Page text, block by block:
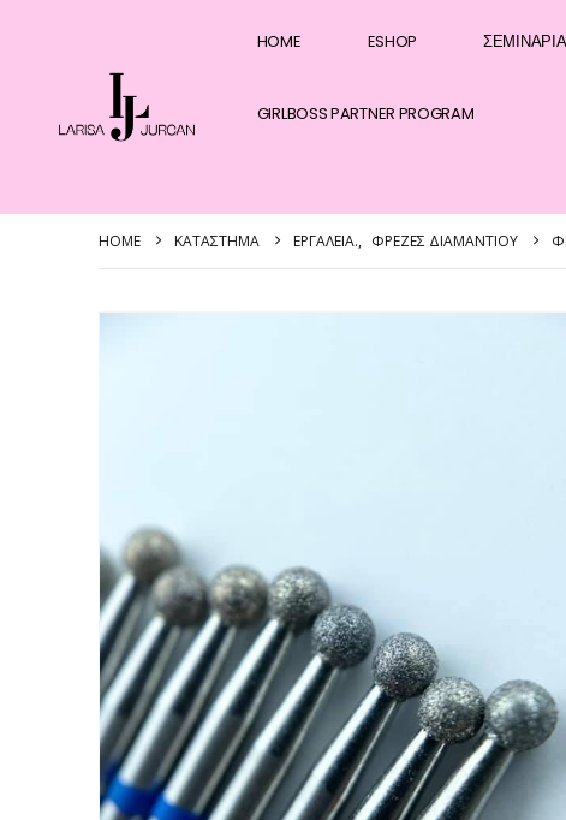
HOME ESHOP ΣΕΜΙΝΆΡΙΑ
GIRLBOSS PARTNER PROGRAM
HOME ΚΑΤΆΣΤΗΜΑ EΡΓΑΛΕΊΑ., ΦΡΈΖΕΣ ΔΙΑΜΑΝΤΙΟΎ